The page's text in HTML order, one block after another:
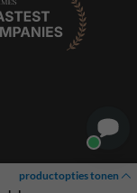
productopties tonen